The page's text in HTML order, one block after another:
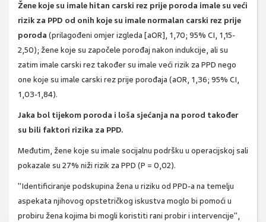
Žene koje su imale hitan carski rez prije poroda imale su veći
rizik za PPD od onih koje su imale normalan carski rez prije
poroda (prilagođeni omjer izgleda [aOR], 1,70; 95% CI, 1,15-
2,50); žene koje su započele porođaj nakon indukcije, ali su
zatim imale carski rez također su imale veći rizik za PPD nego
one koje su imale carski rez prije porođaja (aOR, 1,36; 95% CI,
1,03-1,84).
Jaka bol tijekom poroda i loša sjećanja na porod također
su bili faktori rizika za PPD.
Međutim, žene koje su imale socijalnu podršku u operacijskoj sali
pokazale su 27% niži rizik za PPD (P = 0,02).
"Identificiranje podskupina žena u riziku od PPD-a na temelju
aspekata njihovog opstetričkog iskustva moglo bi pomoći u
probiru žena kojima bi mogli koristiti rani probir i intervencije",